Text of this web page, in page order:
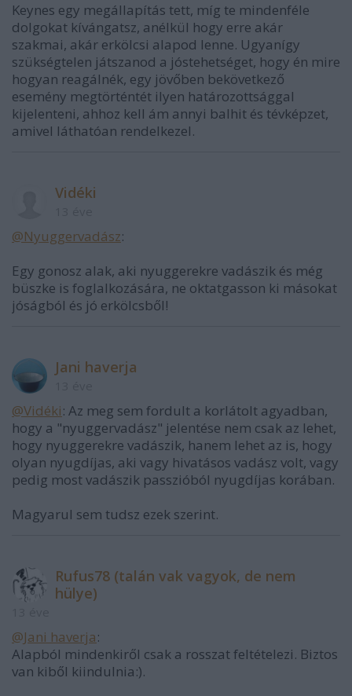
Keynes egy megállapítás tett, míg te mindenféle
dolgokat kívángatsz, anélkül hogy erre akár
szakmai, akár erkölcsi alapod lenne. Ugyanígy
szükségtelen játszanod a jóstehetséget, hogy én mire
hogyan reagálnék, egy jövőben bekövetkező
esemény megtörténtét ilyen határozottsággal
kijelenteni, ahhoz kell ám annyi balhit és tévképzet,
amivel láthatóan rendelkezel.
Vidéki
@Nyuggervadász:
Egy gonosz alak, aki nyuggerekre vadászik és még
büszke is foglalkozására, ne oktatgasson ki másokat
jóságból és jó erkölcsből!
Jani haverja
@Vidéki: Az meg sem fordult a korlátolt agyadban,
hogy a "nyuggervadász" jelentése nem csak az lehet,
hogy nyuggerekre vadászik, hanem lehet az is, hogy
olyan nyugdíjas, aki vagy hivatásos vadász volt, vagy
pedig most vadászik passzióból nyugdíjas korában.
Magyarul sem tudsz ezek szerint.
Rufus78 (talán vak vagyok, de nem
hülye)
@Jani haverja:
Alapból mindenkiről csak a rosszat feltételezi. Biztos
van kiből kiindulnia:).